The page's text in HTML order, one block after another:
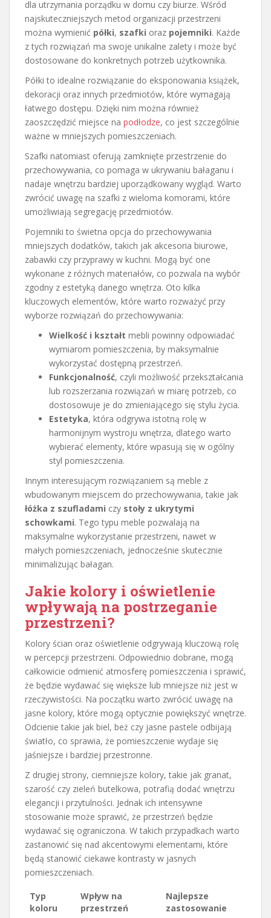
dla utrzymania porządku w domu czy biurze. Wśród
najskuteczniejszych metod organizacji przestrzeni
można wymienić półki, szafki oraz pojemniki. Każde
z tych rozwiązań ma swoje unikalne zalety i może być
dostosowane do konkretnych potrzeb użytkownika.
Półki to idealne rozwiązanie do eksponowania książek,
dekoracji oraz innych przedmiotów, które wymagają
łatwego dostępu. Dzięki nim można również
zaoszczędzić miejsce na podłodze, co jest szczególnie
ważne w mniejszych pomieszczeniach.
Szafki natomiast oferują zamknięte przestrzenie do
przechowywania, co pomaga w ukrywaniu bałaganu i
nadaje wnętrzu bardziej uporządkowany wygląd. Warto
zwrócić uwagę na szafki z wieloma komorami, które
umożliwiają segregację przedmiotów.
Pojemniki to świetna opcja do przechowywania
mniejszych dodatków, takich jak akcesoria biurowe,
zabawki czy przyprawy w kuchni. Mogą być one
wykonane z różnych materiałów, co pozwala na wybór
zgodny z estetyką danego wnętrza. Oto kilka
kluczowych elementów, które warto rozważyć przy
wyborze rozwiązań do przechowywania:
Wielkość i kształt mebli powinny odpowiadać
wymiarom pomieszczenia, by maksymalnie
wykorzystać dostępną przestrzeń.
Funkcjonalność, czyli możliwość przekształcania
lub rozszerzania rozwiązań w miarę potrzeb, co
dostosowuje je do zmieniającego się stylu życia.
Estetyka, która odgrywa istotną rolę w
harmonijnym wystroju wnętrza, dlatego warto
wybierać elementy, które wpasują się w ogólny
styl pomieszczenia.
Innym interesującym rozwiązaniem są meble z
wbudowanym miejscem do przechowywania, takie jak
łóżka z szufladami czy stoły z ukrytymi
schowkami. Tego typu meble pozwalają na
maksymalne wykorzystanie przestrzeni, nawet w
małych pomieszczeniach, jednocześnie skutecznie
minimalizując bałagan.
Jakie kolory i oświetlenie
wpływają na postrzeganie
przestrzeni?
Kolory ścian oraz oświetlenie odgrywają kluczową rolę
w percepcji przestrzeni. Odpowiednio dobrane, mogą
całkowicie odmienić atmosferę pomieszczenia i sprawić,
że będzie wydawać się większe lub mniejsze niż jest w
rzeczywistości. Na początku warto zwrócić uwagę na
jasne kolory, które mogą optycznie powiększyć wnętrze.
Odcienie takie jak biel, beż czy jasne pastele odbijają
światło, co sprawia, że pomieszczenie wydaje się
jaśniejsze i bardziej przestronne.
Z drugiej strony, ciemniejsze kolory, takie jak granat,
szarość czy zieleń butelkowa, potrafią dodać wnętrzu
elegancji i przytulności. Jednak ich intensywne
stosowanie może sprawić, że przestrzeń będzie
wydawać się ograniczona. W takich przypadkach warto
zastanowić się nad akcentowymi elementami, które
będą stanowić ciekawe kontrasty w jasnych
pomieszczeniach.
Typ
koloru
Wpływ na
przestrzeń
Najlepsze
zastosowanie